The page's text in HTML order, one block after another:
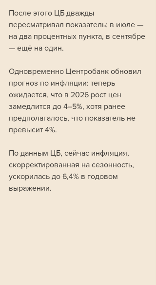
После этого ЦБ дважды
пересматривал показатель: в июле —
на два процентных пункта, в сентябре
— ещё на один.
Одновременно Центробанк обновил
прогноз по инфляции: теперь
ожидается, что в 2026 рост цен
замедлится до 4–5%, хотя ранее
предполагалось, что показатель не
превысит 4%.
По данным ЦБ, сейчас инфляция,
скорректированная на сезонность,
ускорилась до 6,4% в годовом
выражении.